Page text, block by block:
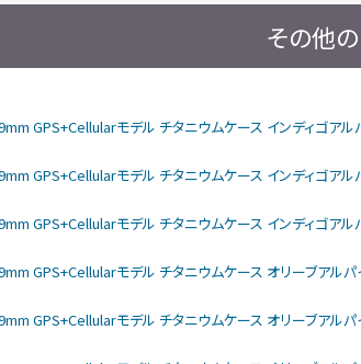
その他の
GPS+Cellularモデル チタニウムケース インディゴアル
GPS+Cellularモデル チタニウムケース インディゴアル
GPS+Cellularモデル チタニウムケース インディゴアル
GPS+Cellularモデル チタニウムケース オリーブアルパ
GPS+Cellularモデル チタニウムケース オリーブアルパ